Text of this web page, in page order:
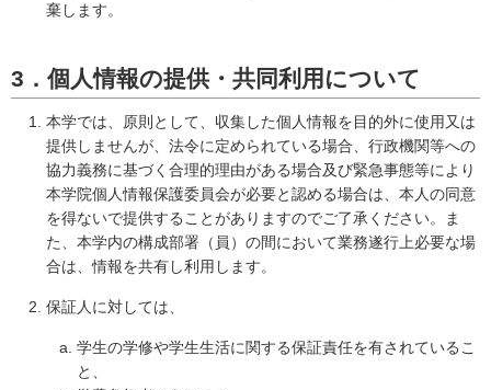
棄します。
3．個人情報の提供・共同利用について
本学では、原則として、収集した個人情報を目的外に使用又は
提供しませんが、法令に定められている場合、行政機関等への
協力義務に基づく合理的理由がある場合及び緊急事態等により
本学院個人情報保護委員会が必要と認める場合は、本人の同意
を得ないで提供することがありますのでご了承ください。ま
た、本学内の構成部署（員）の間において業務遂行上必要な場
合は、情報を共有し利用します。
保証人に対しては、
学生の学修や学生生活に関する保証責任を有されているこ
と、